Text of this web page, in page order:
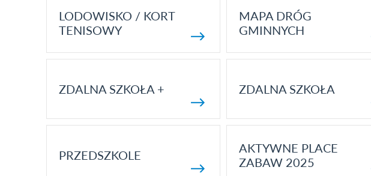
LODOWISKO / KORT
TENISOWY
MAPA DRÓG
GMINNYCH
ZDALNA SZKOŁA + ZDALNA SZKOŁA
PRZEDSZKOLE
AKTYWNE PLACE
ZABAW 2025